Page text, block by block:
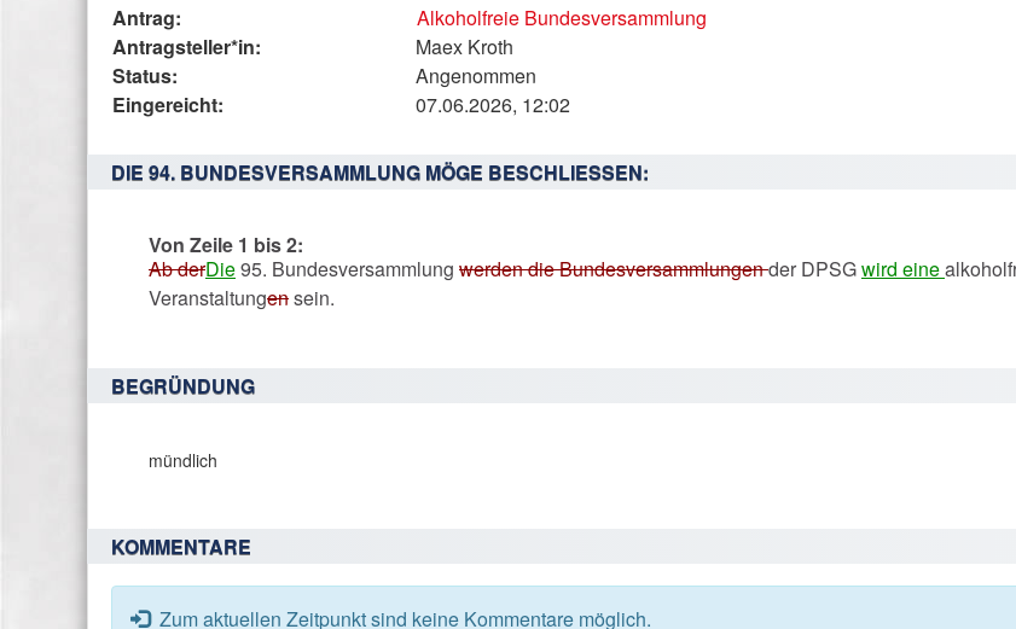
Diese
Tabelle
beschreibt
den
die
Antragstellerin
verschiedene
Rahmendaten
Antrag:
Alkoholfreie Bundesversammlung
Antragsteller*in:
Maex Kroth
Status:
Angenommen
Eingereicht:
07.06.2026, 12:02
DIE 94. BUNDESVERSAMMLUNG MÖGE BESCHLIESSEN:
Von Zeile 1 bis 2:
Ab derDie95. Bundesversammlung werden die Bundesversammlungender DPSGwird eine
Veranstaltungensein.
BEGRÜNDUNG
mündlich
KOMMENTARE
Zum aktuellen Zeitpunkt sind keine Kommentare möglich.